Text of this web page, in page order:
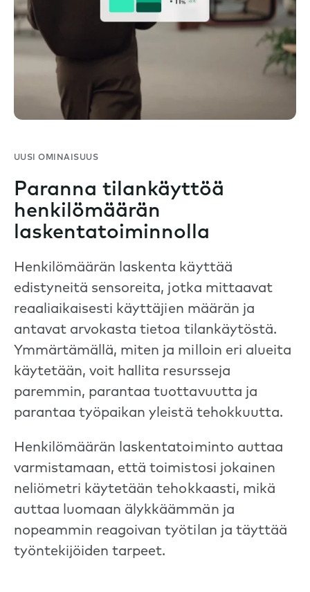
UUSI OMINAISUUS
Paranna tilankäyttöä
henkilömäärän
laskentatoiminnolla
Henkilömäärän laskenta käyttää
edistyneitä sensoreita, jotka mittaavat
reaaliaikaisesti käyttäjien määrän ja
antavat arvokasta tietoa tilankäytöstä.
Ymmärtämällä, miten ja milloin eri alueita
käytetään, voit hallita resursseja
paremmin, parantaa tuottavuutta ja
parantaa työpaikan yleistä tehokkuutta.
Henkilömäärän laskentatoiminto auttaa
varmistamaan, että toimistosi jokainen
neliömetri käytetään tehokkaasti, mikä
auttaa luomaan älykkäämmän ja
nopeammin reagoivan työtilan ja täyttää
työntekijöiden tarpeet.